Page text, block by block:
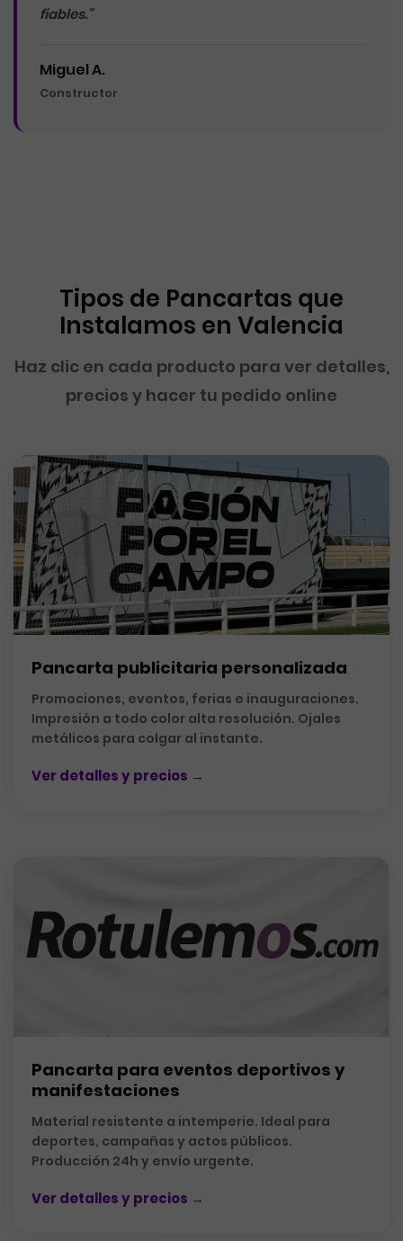
fiables."
Miguel A.
Constructor
Tipos de Pancartas que
Instalamos en Valencia
Haz clic en cada producto para ver detalles,
precios y hacer tu pedido online
Pancarta publicitaria personalizada
Promociones, eventos, ferias e inauguraciones.
Impresión a todo color alta resolución. Ojales
metálicos para colgar al instante.
Ver detalles y precios →
Pancarta para eventos deportivos y
manifestaciones
Material resistente a intemperie. Ideal para
deportes, campañas y actos públicos.
Producción 24h y envío urgente.
Ver detalles y precios →